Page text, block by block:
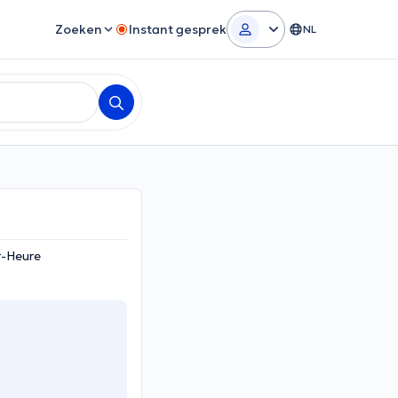
Zoeken Instant gesprek NL
Heure